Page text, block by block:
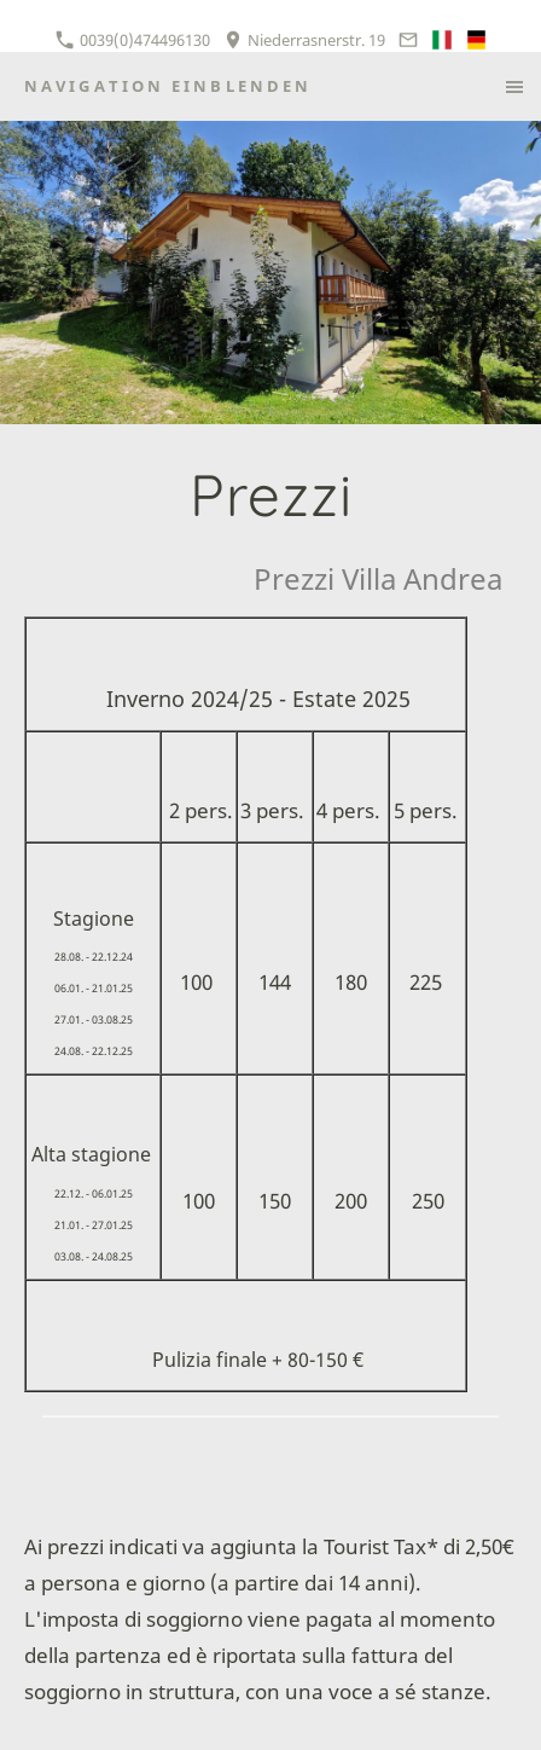
0039(0)474496130 Niederrasnerstr. 19
NAVIGATION EINBLENDEN
Prezzi
Prezzi Villa Andrea
Inverno 2024/25 - Estate 2025
2 pers. 3 pers. 4 pers. 5 pers.
Stagione
28.08. - 22.12.24
06.01. - 21.01.25
27.01. - 03.08.25
24.08. - 22.12.25
100 144 180 225
Alta stagione
22.12. - 06.01.25
21.01. - 27.01.25
03.08. - 24.08.25
100 150 200 250
Pulizia finale + 80-150 €
Ai prezzi indicati va aggiunta la Tourist Tax* di 2,50€
a persona e giorno (a partire dai 14 anni).
L'imposta di soggiorno viene pagata al momento
della partenza ed è riportata sulla fattura del
soggiorno in struttura, con una voce a sé stanze.